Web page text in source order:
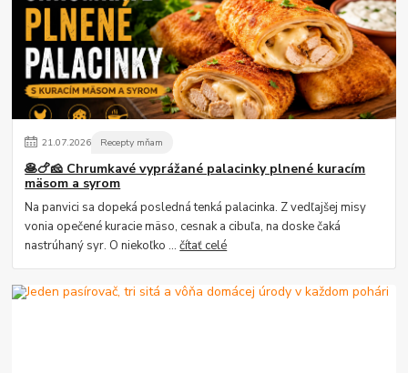
21.07.2026 Recepty mňam
🥞🍗🧀 Chrumkavé vyprážané palacinky plnené kuracím
mäsom a syrom
Na panvici sa dopeká posledná tenká palacinka. Z vedľajšej misy
vonia opečené kuracie mäso, cesnak a cibuľa, na doske čaká
nastrúhaný syr. O niekoľko ...čítať celé